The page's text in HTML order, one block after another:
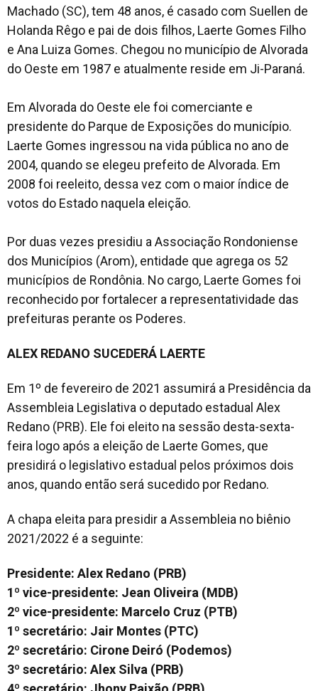
Machado (SC), tem 48 anos, é casado com Suellen de
Holanda Rêgo e pai de dois filhos, Laerte Gomes Filho
e Ana Luiza Gomes. Chegou no município de Alvorada
do Oeste em 1987 e atualmente reside em Ji-Paraná.
Em Alvorada do Oeste ele foi comerciante e
presidente do Parque de Exposições do município.
Laerte Gomes ingressou na vida pública no ano de
2004, quando se elegeu prefeito de Alvorada. Em
2008 foi reeleito, dessa vez com o maior índice de
votos do Estado naquela eleição.
Por duas vezes presidiu a Associação Rondoniense
dos Municípios (Arom), entidade que agrega os 52
municípios de Rondônia. No cargo, Laerte Gomes foi
reconhecido por fortalecer a representatividade das
prefeituras perante os Poderes.
ALEX REDANO SUCEDERÁ LAERTE
Em 1º de fevereiro de 2021 assumirá a Presidência da
Assembleia Legislativa o deputado estadual Alex
Redano (PRB). Ele foi eleito na sessão desta-sexta-
feira logo após a eleição de Laerte Gomes, que
presidirá o legislativo estadual pelos próximos dois
anos, quando então será sucedido por Redano.
A chapa eleita para presidir a Assembleia no biênio
2021/2022 é a seguinte:
Presidente: Alex Redano (PRB)
1º vice-presidente: Jean Oliveira (MDB)
2º vice-presidente: Marcelo Cruz (PTB)
1º secretário: Jair Montes (PTC)
2º secretário: Cirone Deiró (Podemos)
3º secretário: Alex Silva (PRB)